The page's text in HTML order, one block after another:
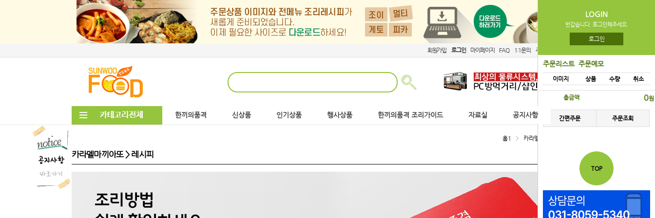
회원가입 로그인 마이페이지 FAQ 1:1문의 주문리스트
한끼의품격 신상품 인기상품 행사상품 한끼의품격 조리가이드 자료실 공지사항
홈1 카라멜마끼아또 > 레시피
카라멜마끼아또 > 레시피
LOGIN
반갑습니다. 로그인해주세요.
로그인
주문리스트 주문메모
이미지 상품 수량 취소
총금액 0원
간편주문 주문조회
TOP